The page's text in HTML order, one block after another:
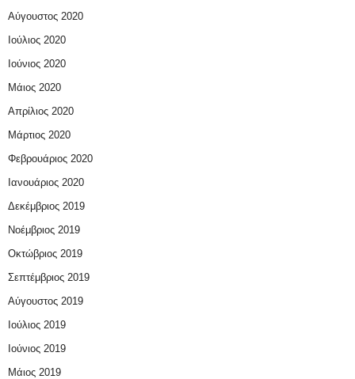
Αύγουστος 2020
Ιούλιος 2020
Ιούνιος 2020
Μάιος 2020
Απρίλιος 2020
Μάρτιος 2020
Φεβρουάριος 2020
Ιανουάριος 2020
Δεκέμβριος 2019
Νοέμβριος 2019
Οκτώβριος 2019
Σεπτέμβριος 2019
Αύγουστος 2019
Ιούλιος 2019
Ιούνιος 2019
Μάιος 2019